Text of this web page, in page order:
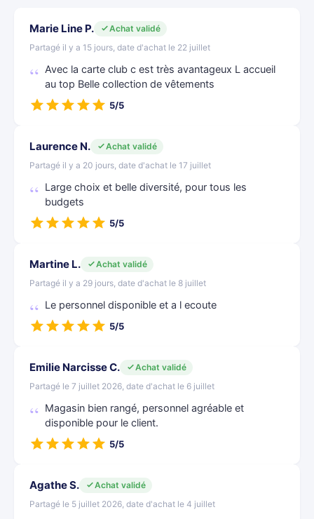
Marie Line P.
Achat validé
Partagé il y a 15 jours, date d'achat le 22 juillet
Avec la carte club c est très avantageux L accueil
au top Belle collection de vêtements
5/5
Laurence N.
Achat validé
Partagé il y a 20 jours, date d'achat le 17 juillet
Large choix et belle diversité, pour tous les
budgets
5/5
Martine L.
Achat validé
Partagé il y a 29 jours, date d'achat le 8 juillet
Le personnel disponible et a l ecoute
5/5
Emilie Narcisse C.
Achat validé
Partagé le 7 juillet 2026, date d'achat le 6 juillet
Magasin bien rangé, personnel agréable et
disponible pour le client.
5/5
Agathe S.
Achat validé
Partagé le 5 juillet 2026, date d'achat le 4 juillet